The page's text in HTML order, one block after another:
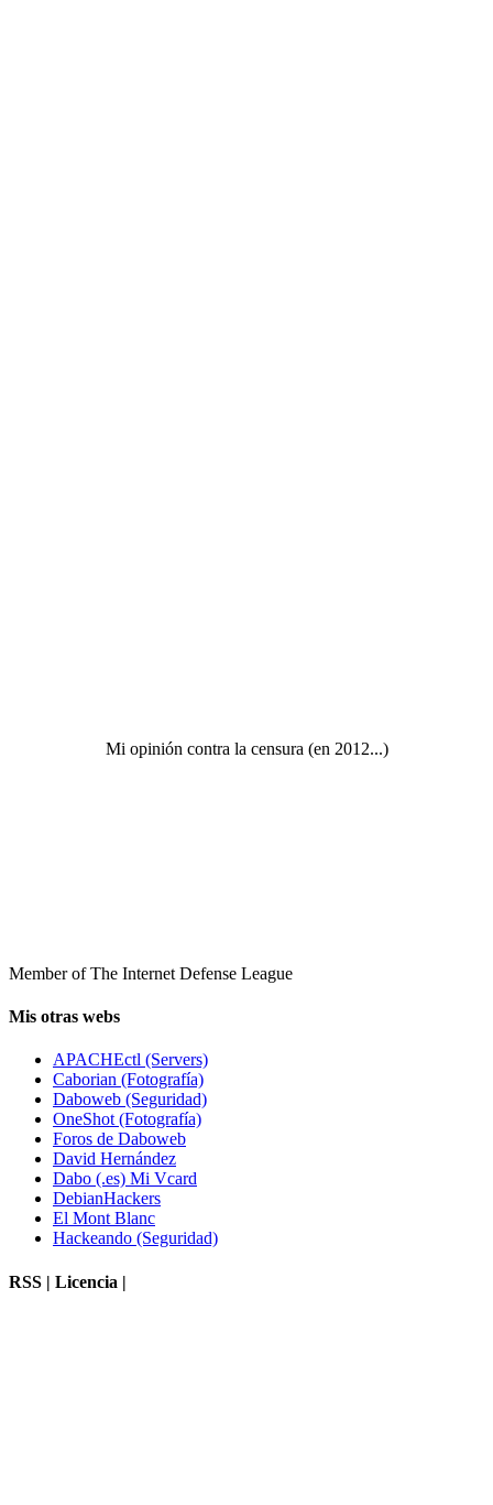
Mi opinión contra la censura (en 2012...)
Member of The Internet Defense League
Mis otras webs
APACHEctl (Servers)
Caborian (Fotografía)
Daboweb (Seguridad)
OneShot (Fotografía)
Foros de Daboweb
David Hernández
Dabo (.es) Mi Vcard
DebianHackers
El Mont Blanc
Hackeando (Seguridad)
RSS | Licencia |